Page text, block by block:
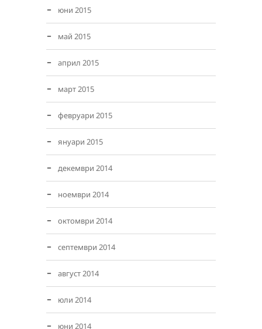
юни 2015
май 2015
април 2015
март 2015
февруари 2015
януари 2015
декември 2014
ноември 2014
октомври 2014
септември 2014
август 2014
юли 2014
юни 2014